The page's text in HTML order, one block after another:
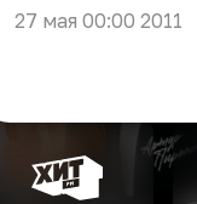
27 мая 00:00 2011